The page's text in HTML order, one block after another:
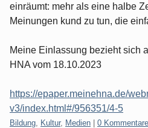
einräumt: mehr als eine halbe
Meinungen kund zu tun, die
Meine Einlassung bezieht sich
HNA vom 18.10.2023
https://epaper.meinehna.de/
v3/index.html#/956351/4-5
Kategorien:
Bildung Kultur, Medien 0 Kommentare